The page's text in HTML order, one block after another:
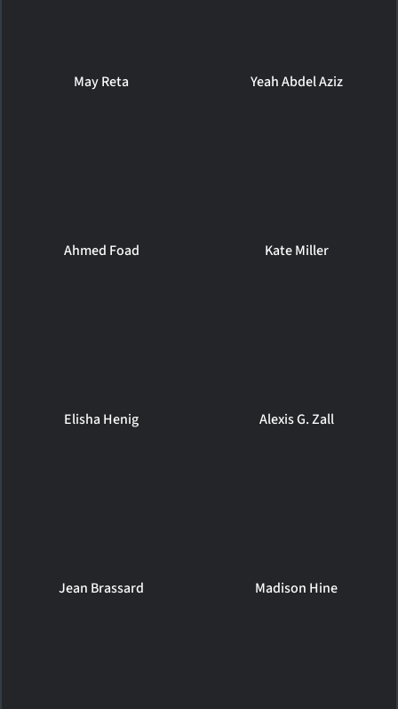
May Reta Yeah Abdel Aziz
Ahmed Foad Kate Miller
Elisha Henig Alexis G. Zall
Jean Brassard Madison Hine